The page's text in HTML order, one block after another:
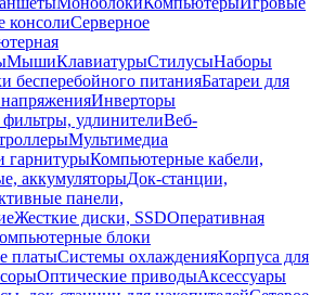
консолиСерверное
МышиКлавиатурыСтилусыНаборы
бесперебойного питанияБатареи для
Инверторы
удлинителиВеб-
Мультимедиа
гарнитурыКомпьютерные кабели,
аккумуляторыДок-станции,
панели,
Жесткие диски, SSDОперативная
блоки
платыСистемы охлажденияКорпуса для
Оптические приводыАксессуары